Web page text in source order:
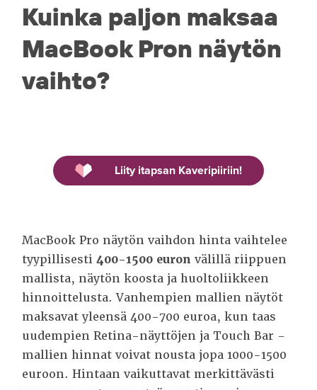
Kuinka paljon maksaa
MacBook Pron näytön
vaihto?
Liity itapsan Kaveripiiriin!
MacBook Pro näytön vaihdon hinta vaihtelee
tyypillisesti 400-1500 euron välillä riippuen
mallista, näytön koosta ja huoltoliikkeen
hinnoittelusta. Vanhempien mallien näytöt
maksavat yleensä 400-700 euroa, kun taas
uudempien Retina-näyttöjen ja Touch Bar -
mallien hinnat voivat nousta jopa 1000-1500
euroon. Hintaan vaikuttavat merkittävästi